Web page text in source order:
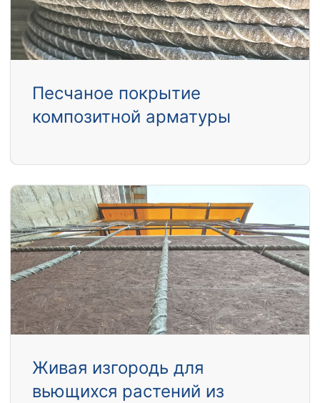
Песчаное покрытие
композитной арматуры
Живая изгородь для
вьющихся растений из